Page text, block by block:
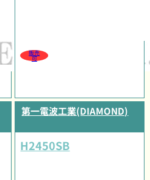
販売
可
第一電波工業(DIAMOND)
H2450SB